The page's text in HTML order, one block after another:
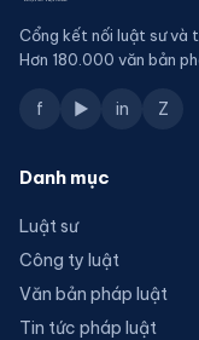
Cổng kết nối luật sư và
Hơn 180.000 văn bản
f ▶ in Z
Danh mục
Luật sư
Công ty luật
Văn bản pháp luật
Tin tức pháp luật